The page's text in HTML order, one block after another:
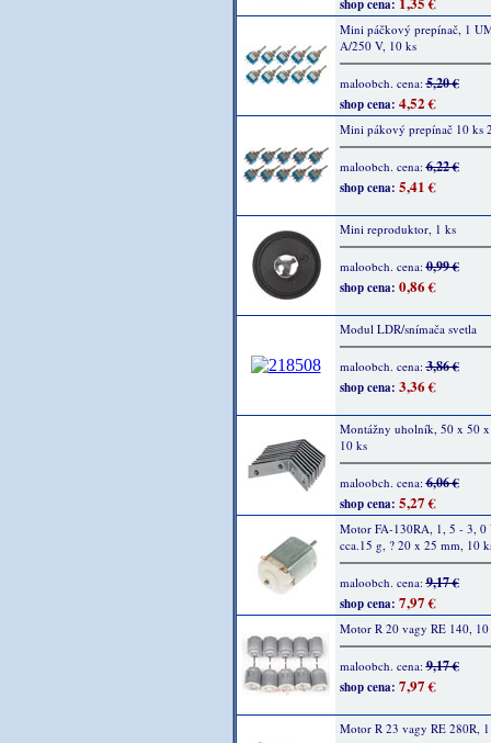
shop cena:
Mini páčkový prepínač, 1
A/250 V, 10 ks
maloobch. cena:5,20 €
shop cena: 4,52 €
Mini pákový prepínač 10 ks
maloobch. cena:6,22 €
shop cena: 5,41 €
Mini reproduktor, 1 ks
maloobch. cena:0,99 €
shop cena: 0,86 €
Modul LDR/snímača svetla
maloobch. cena:3,86 €
shop cena: 3,36 €
Montážny uholník, 50 x 50
10 ks
maloobch. cena:6,06 €
shop cena: 5,27 €
Motor FA-130RA, 1, 5 - 3, 0
cca.15 g, ? 20 x 25 mm, 10
maloobch. cena:9,17 €
shop cena: 7,97 €
Motor R 20 vagy RE 140, 10
maloobch. cena:9,17 €
shop cena: 7,97 €
Motor R 23 vagy RE 280R,